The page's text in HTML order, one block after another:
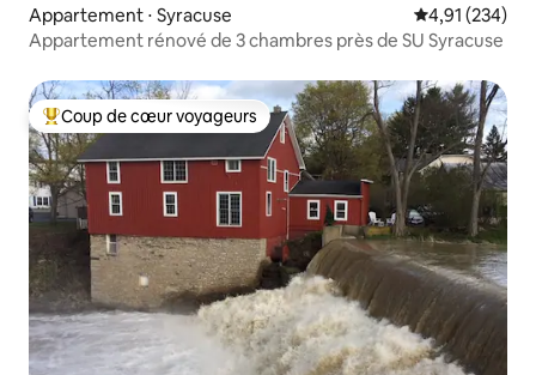
Appartement ⋅ Syracuse Évaluation
4,91 (234)
Appartement rénové de 3 chambres près de SU Syracuse
Coups de cœur voyageurs les plus appréciés
Coup de cœur voyageurs